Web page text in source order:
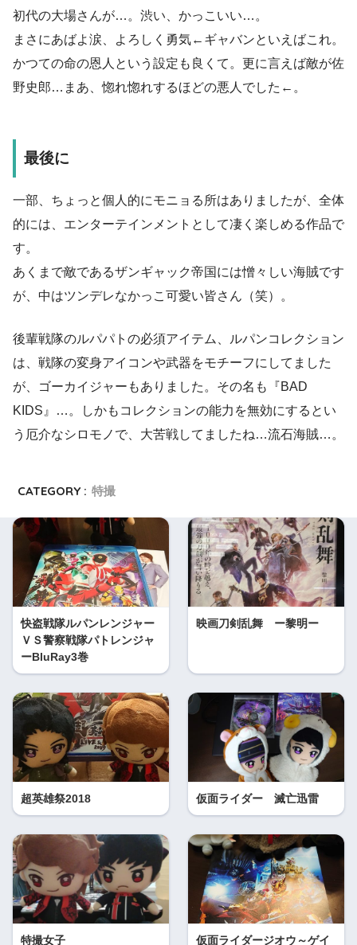
初代の大場さんが…。渋い、かっこいい…。
まさにあばよ涙、よろしく勇気←ギャバンといえばこれ。
かつての命の恩人という設定も良くて。更に言えば敵が佐
野史郎…まあ、惚れ惚れするほどの悪人でした←。
最後に
一部、ちょっと個人的にモニョる所はありましたが、全体
的には、エンターテインメントとして凄く楽しめる作品で
す。
あくまで敵であるザンギャック帝国には憎々しい海賊です
が、中はツンデレなかっこ可愛い皆さん（笑）。
後輩戦隊のルパパトの必須アイテム、ルパンコレクション
は、戦隊の変身アイコンや武器をモチーフにしてました
が、ゴーカイジャーもありました。その名も『BAD
KIDS』…。しかもコレクションの能力を無効にするとい
う厄介なシロモノで、大苦戦してましたね…流石海賊…。
CATEGORY : 特撮
快盗戦隊ルパンレンジャー
ＶＳ警察戦隊パトレンジャ
ーBluRay3巻
映画刀剣乱舞 ー黎明ー
超英雄祭2018 仮面ライダー 滅亡迅雷
特撮女子 仮面ライダージオウ～ゲイ